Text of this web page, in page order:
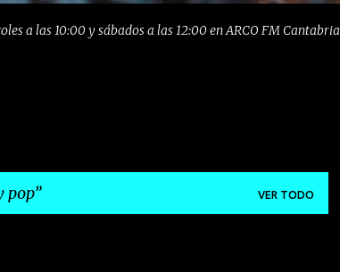
a las 10:00 y sábados a las 12:00 en ARCO FM Cantabria
pop VER TODO